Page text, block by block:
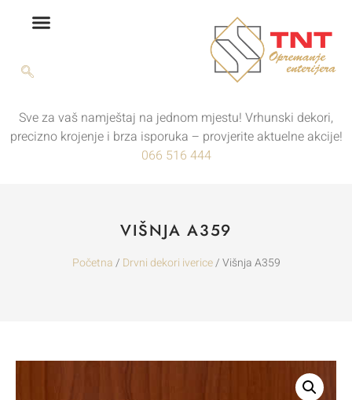
Sve za vaš namještaj na jednom mjestu! Vrhunski dekori,
precizno krojenje i brza isporuka – provjerite aktuelne akcije!
066 516 444
VIŠNJA A359
Početna/ Drvni dekori iverice/ Višnja A359